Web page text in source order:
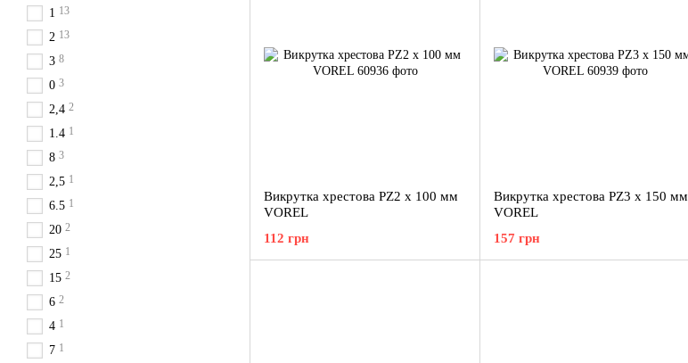
Викрутка хрестова PZ2 x 100 мм
VOREL
112 грн
Викрутка хрестова PZ3 x 150 мм
VOREL
157 грн
1 13
2 13
3 8
0 3
2,4 2
1.4 1
8 3
2,5 1
6.5 1
20 2
25 1
15 2
6 2
4 1
7 1